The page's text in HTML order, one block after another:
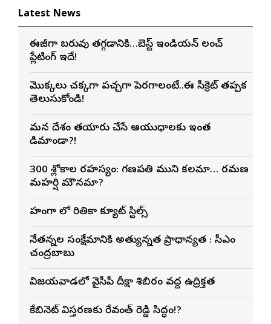
Latest News
ఈజీగా బరువు తగ్గడానికి…బెస్ట్ ఇండియన్ లంచ్
ప్లేటింగ్ ఇదే!
మొక్కలు చక్కగా పచ్చగా పెరగాలంటే..ఈ సీక్రెట్ తప్పక
తెలుసుకోండి!
మన దేశం తయారు చేసే ఆయుధాలకు ఇంత
డిమాండా?!
300 శ్లోకాల రహస్యం: గణపతి ముని కలమా… రమణ
మహర్షి మౌనమా?
లెహంగా లో రితికా క్యూట్ స్టిల్స్
నేతన్నల సంక్షేమానికి అత్యున్నత ప్రాధాన్యత : సీఎం
చంద్రబాబు
విజయవాడలో వైసీపీ దీక్షా శిబిరం వద్ద ఉద్రిక్తత
కేబినెట్ విస్తరణకు రేవంత్ రెడ్డి సిద్ధం!?